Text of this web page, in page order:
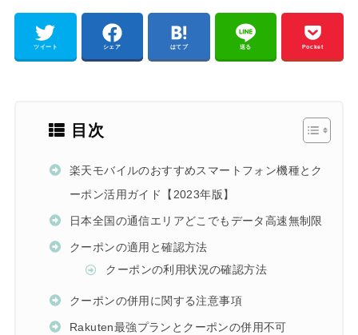
ツイート シェア はてブ 送る Pocket
目次
楽天モバイルのおすすめスマートフォン機種とク
ーポン活用ガイド【2023年版】
日本全国の通信エリアどこでもデータ高速無制限
クーポンの適用と確認方法
クーポンの利用状況の確認方法
クーポンの併用に関する注意事項
Rakuten最強プランとクーポンの併用不可